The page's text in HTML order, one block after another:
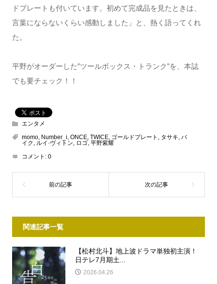
ドプレートも付いています。初めて完成品を見たときは、
言葉にならないくらい感動しました」と、熱く語ってくれ
た。
平野がオーダーした”ツールボックス・トランク”を、本誌
でも要チェック！！
エンタメ
momo, Number_i, ONCE, TWICE, ゴールドプレート , タサキ, バ
イク , ルイ·ヴィトン, ロゴ, 平野紫耀
コメント: 0
関連記事一覧
【松村北斗】地上波ドラマ単独初主演！
日テレ7月期土...
2026.04.26